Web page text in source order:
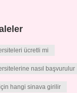
ücretli mi
nasıl başvurulur
hangi sinava girilir